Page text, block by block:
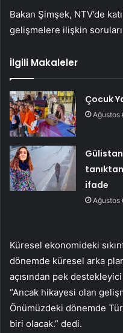
Bakan Şimşek, NTV’de
gelişmelere ilişkin soruları
İlgili Makaleler
Çocuk
Ağustos
ifade
Ağustos
Küresel ekonomideki
dönemde küresel arka
açısından pek
“Ancak hikayesi olan
Önümüzdeki dönemde
biri olacak.” dedi.